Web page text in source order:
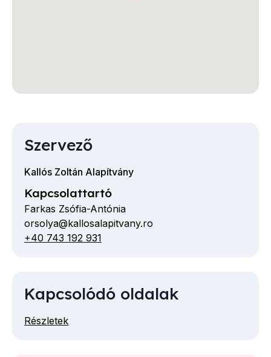
Szervező
Kallós Zoltán Alapítvány
Kapcsolattartó
Farkas Zsófia-Antónia
E-
mail
orsolya@kallosalapitvany.ro
Telefon
+40 743 192 931
Kapcsolódó oldalak
Részletek